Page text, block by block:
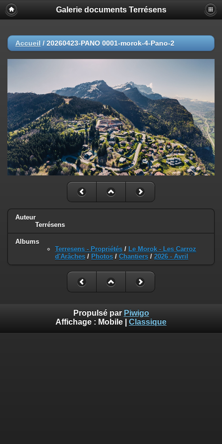
Galerie documents Terrésens
Accueil / 20260423-PANO 0001-morok-4-Pano-2
Auteur
Terrésens
Albums
Terresens - Propriétés / Le Morok - Les Carroz
d'Arâches / Photos / Chantiers / 2026 - Avril
Propulsé par Piwigo
Affichage : Mobile Classique